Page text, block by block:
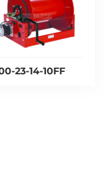
23-14-10FF